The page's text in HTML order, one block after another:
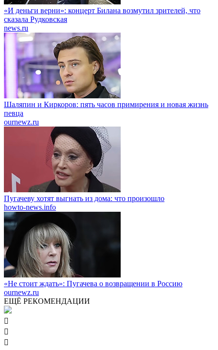
«И деньги верни»: концерт Билана возмутил зрителей, что
сказала Рудковская
news.ru
Шаляпин и Киркоров: пять часов примирения и новая жизнь
певца
ournewz.ru
Пугачеву хотят выгнать из дома: что произошло
howto-news.info
«Не стоит ждать»: Пугачева о возвращении в Россию
ournewz.ru
ЕЩЁ РЕКОМЕНДАЦИИ


